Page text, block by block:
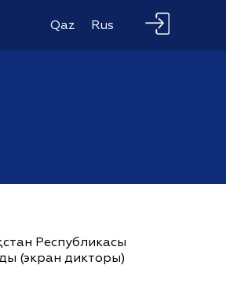
Qaz Rus
Республикасы
(экран дикторы)